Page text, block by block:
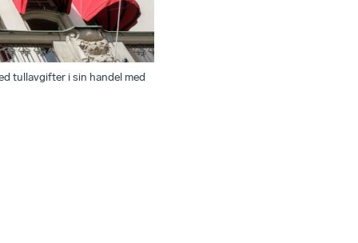
tullavgifter i sin handel med